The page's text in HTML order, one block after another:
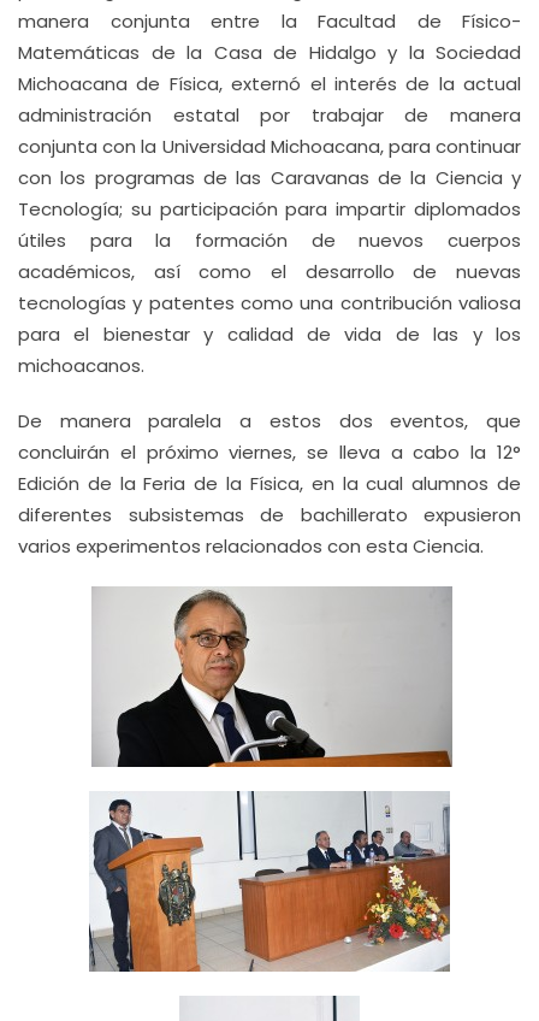
manera conjunta entre la Facultad de Físico-
Matemáticas de la Casa de Hidalgo y la Sociedad
Michoacana de Física, externó el interés de la actual
administración estatal por trabajar de manera
conjunta con la Universidad Michoacana, para continuar
con los programas de las Caravanas de la Ciencia y
Tecnología; su participación para impartir diplomados
útiles para la formación de nuevos cuerpos
académicos, así como el desarrollo de nuevas
tecnologías y patentes como una contribución valiosa
para el bienestar y calidad de vida de las y los
michoacanos.
De manera paralela a estos dos eventos, que
concluirán el próximo viernes, se lleva a cabo la 12°
Edición de la Feria de la Física, en la cual alumnos de
diferentes subsistemas de bachillerato expusieron
varios experimentos relacionados con esta Ciencia.